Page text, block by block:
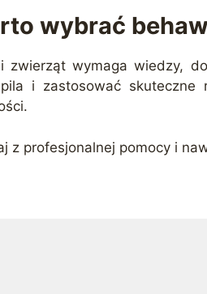
wybrać
zwierząt wymaga wiedzy,
i zastosować
z profesjonalnej pomocy i